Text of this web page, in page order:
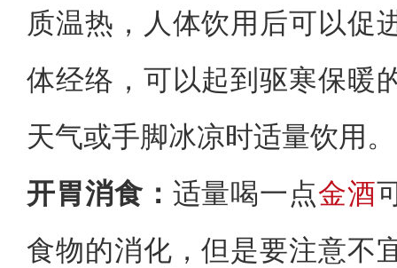
质温热，人体饮用后可以促
体经络，可以起到驱寒保暖
天气或手脚冰凉时适量饮用。
开胃消食： 适量喝一点金酒
食物的消化，但是要注意不